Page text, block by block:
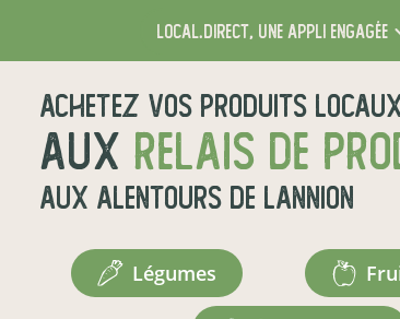
local.direct, une appli engagée
Achetez vos produits
aux relais de
aux alentours de Lannion
légumes